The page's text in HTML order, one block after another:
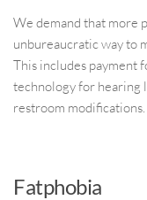
We demand that more
unbureaucratic way to
This includes payment
technology for hearing
restroom modifications.
Fatphobia